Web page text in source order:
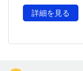
詳細を見る